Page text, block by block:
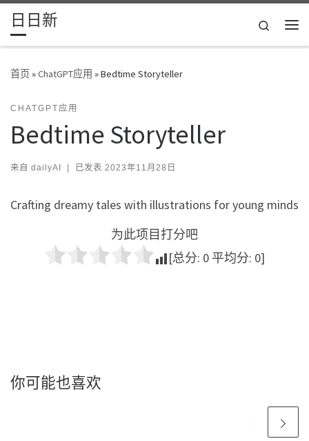
Skip to content
日日新
Search
首页»ChatGPT应用 »Bedtime Storyteller
CHATGPT应用
Bedtime Storyteller
来自 dailyAI | 已发表 2023年11月28日
Crafting dreamy tales with illustrations for young minds
为此项目打分吧
[总分: 0 平均分: 0]
你可能也喜欢